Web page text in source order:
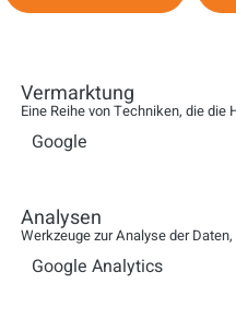
Vermarktung
Eine Reihe von Techniken, die
Google
Analysen
Werkzeuge zur Analyse der
Google Analytics